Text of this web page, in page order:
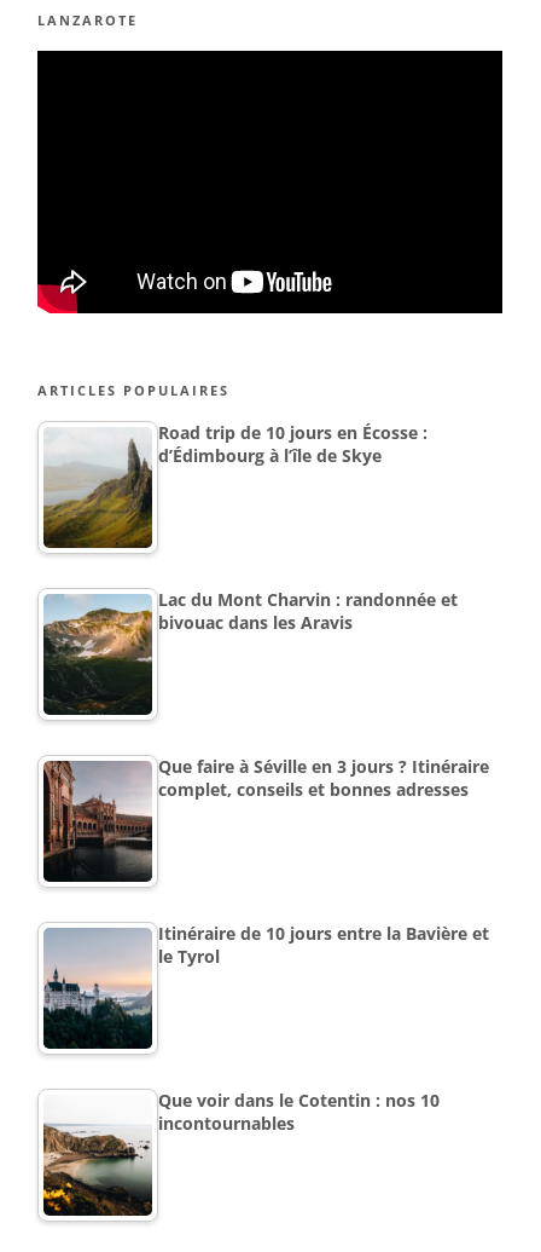
LANZAROTE
ARTICLES POPULAIRES
Road trip de 10 jours en Écosse :
d’Édimbourg à l’île de Skye
Lac du Mont Charvin : randonnée et
bivouac dans les Aravis
Que faire à Séville en 3 jours ? Itinéraire
complet, conseils et bonnes adresses
Itinéraire de 10 jours entre la Bavière et
le Tyrol
Que voir dans le Cotentin : nos 10
incontournables